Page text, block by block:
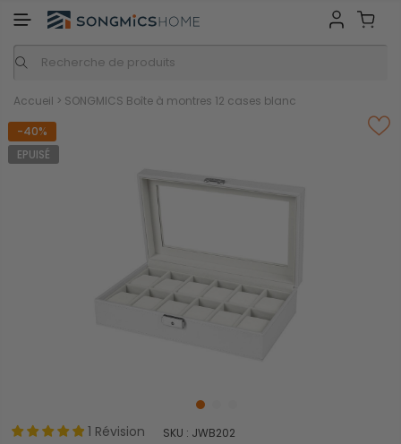
Accueil > SONGMICS Boîte à montres 12 cases blanc
-40%
EPUISÉ
1 Révision SKU : JWB202
HOME Inspiration Nos marques